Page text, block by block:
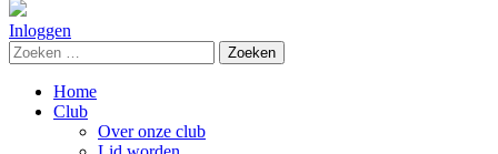
Inloggen
Zoeken
naar:
Home
Club
Over onze club